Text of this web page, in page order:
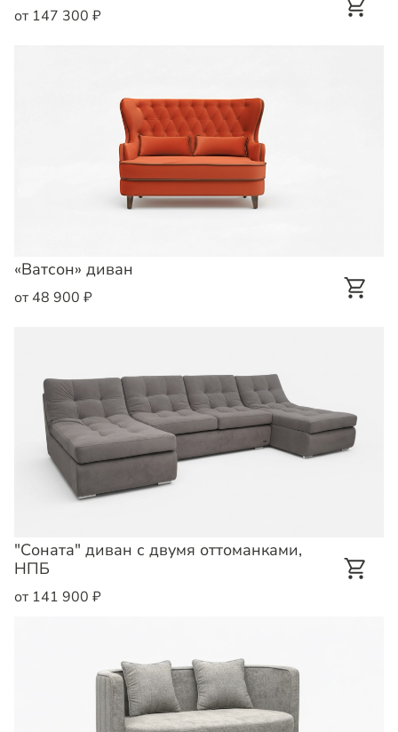
от 147 300 ₽
«Ватсон» диван
от 48 900 ₽
"Соната" диван с двумя оттоманками,
НПБ
от 141 900 ₽